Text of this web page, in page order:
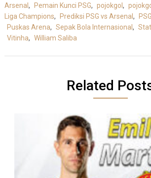
Arsenal , Pemain Kunci PSG, pojokgol ,
Liga Champions, Prediksi PSG vs Arsenal , PSG
Puskas Arena, Sepak Bola Internasional ,
Vitinha, William Saliba
Related